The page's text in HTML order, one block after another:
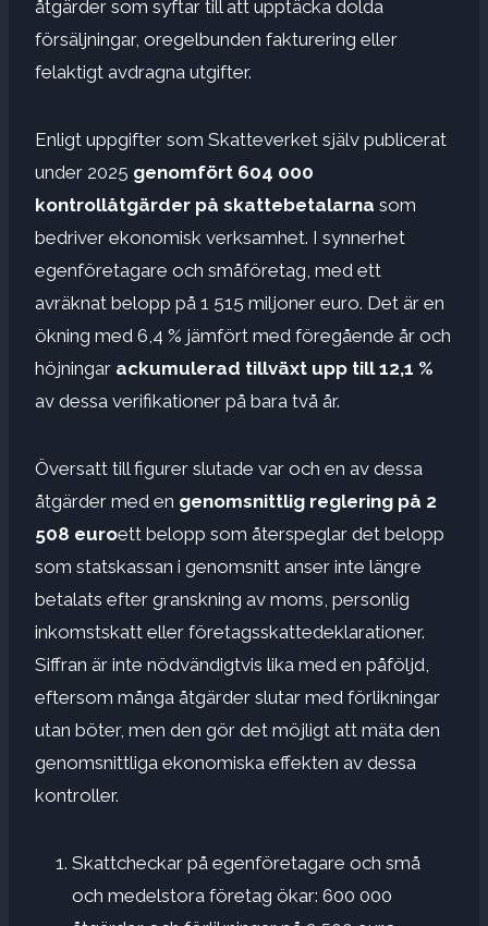
åtgärder som syftar till att upptäcka dolda
försäljningar, oregelbunden fakturering eller
felaktigt avdragna utgifter.
Enligt uppgifter som Skatteverket själv publicerat
under 2025 genomfört 604 000
kontrollåtgärder på skattebetalarna som
bedriver ekonomisk verksamhet. I synnerhet
egenföretagare och småföretag, med ett
avräknat belopp på 1 515 miljoner euro. Det är en
ökning med 6,4 % jämfört med föregående år och
höjningar ackumulerad tillväxt upp till 12,1 %
av dessa verifikationer på bara två år.
Översatt till figurer slutade var och en av dessa
åtgärder med en genomsnittlig reglering på 2
508 euroett belopp som återspeglar det belopp
som statskassan i genomsnitt anser inte längre
betalats efter granskning av moms, personlig
inkomstskatt eller företagsskattedeklarationer.
Siffran är inte nödvändigtvis lika med en påföljd,
eftersom många åtgärder slutar med förlikningar
utan böter, men den gör det möjligt att mäta den
genomsnittliga ekonomiska effekten av dessa
kontroller.
Skattcheckar på egenföretagare och små
och medelstora företag ökar: 600 000